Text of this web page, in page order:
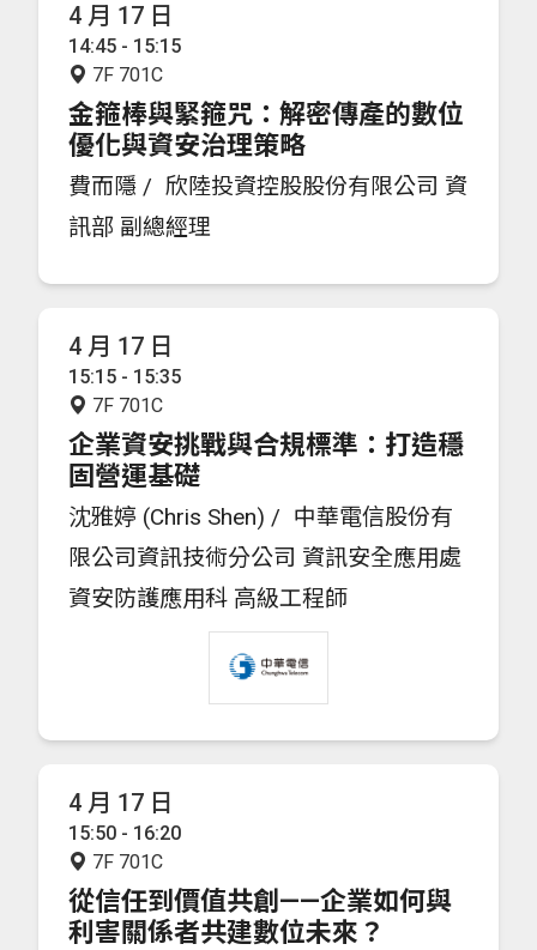
4 月 17 日
14:45 - 15:15
7F 701C
金箍棒與緊箍咒：解密傳產的數位
優化與資安治理策略
費而隱 / 欣陸投資控股股份有限公司 資
訊部 副總經理
4 月 17 日
15:15 - 15:35
7F 701C
企業資安挑戰與合規標準：打造穩
固營運基礎
沈雅婷 (Chris Shen) / 中華電信股份有
限公司資訊技術分公司 資訊安全應用處
資安防護應用科 高級工程師
4 月 17 日
15:50 - 16:20
7F 701C
從信任到價值共創——企業如何與
利害關係者共建數位未來？